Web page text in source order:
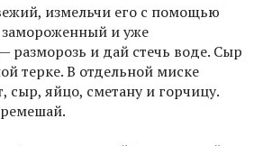
измельчи его с помощью
замороженный и уже
разморозь и дай стечь воде. Сыр
терке. В отдельной миске
сыр, яйцо, сметану и горчицу.